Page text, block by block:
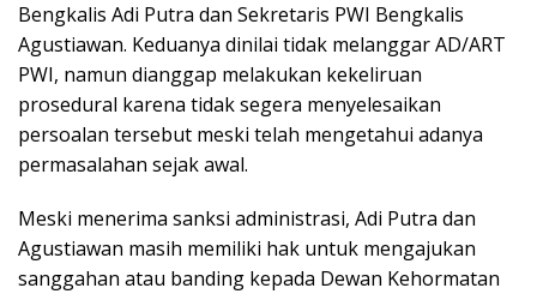
Bengkalis Adi Putra dan Sekretaris PWI Bengkalis
Agustiawan. Keduanya dinilai tidak melanggar AD/ART
PWI, namun dianggap melakukan kekeliruan
prosedural karena tidak segera menyelesaikan
persoalan tersebut meski telah mengetahui adanya
permasalahan sejak awal.
Meski menerima sanksi administrasi, Adi Putra dan
Agustiawan masih memiliki hak untuk mengajukan
sanggahan atau banding kepada Dewan Kehormatan